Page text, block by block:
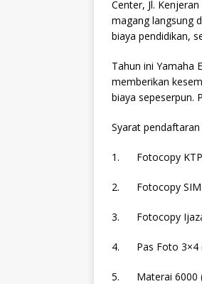
Center, Jl.
magang langsung
biaya pendidikan,
Tahun ini Yamaha
memberikan
biaya sepeserpun.
Syarat
1. Fotocopy KTP
2. Fotocopy SIM
3. Fotocopy
4. Pas Foto 3×4
5. Materai 6000